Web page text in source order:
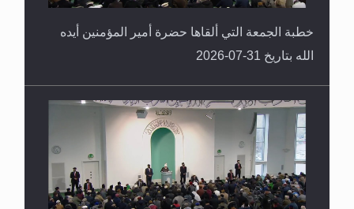
خطبة الجمعة التي ألقاها حضرة أمير المؤمنين أيده
الله بتاريخ 31-07-2026